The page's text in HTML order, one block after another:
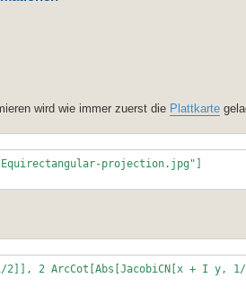
wird wie immer zuerst die Plattkarte
projection.jpg"]
2]], 2 ArcCot[Abs[JacobiCN[x + I y,